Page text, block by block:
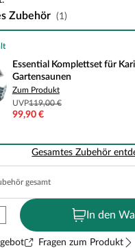
Zubehör (1)
für Karibu Gartenhäuser &
Essential Komplettset für
Gartensaunen
Zum Produkt
UVP119,00 €
99,90 €
Gesamtes Zubehör
gesamt
In den
Fragen zum Produkt